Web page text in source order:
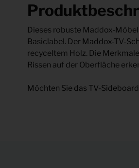
Dieses robuste Maddox-
Basiclabel. Der Maddox-TV-
recyceltem Holz. Die
Rissen auf der Oberfläche
Möchten Sie das TV-